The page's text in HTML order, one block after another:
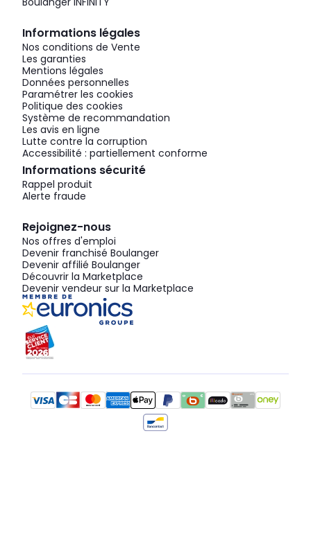
Informations légales
Nos conditions de Vente
Les garanties
Mentions légales
Données personnelles
Paramétrer les cookies
Politique des cookies
Système de recommandation
Les avis en ligne
Lutte contre la corruption
Accessibilité : partiellement conforme
Informations sécurité
Rappel produit
Alerte fraude
Rejoignez-nous
Nos offres d'emploi
Devenir franchisé Boulanger
Devenir affilié Boulanger
Découvrir la Marketplace
Devenir vendeur sur la Marketplace